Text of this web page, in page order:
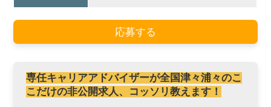
応募する
専任キャリアアドバイザーが全国津々浦々のこ
こだけの非公開求人、コッソリ教えます！